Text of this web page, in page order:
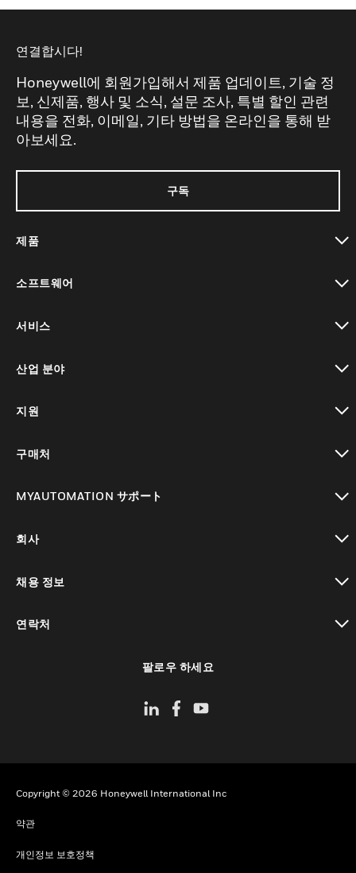
연결합시다!
Honeywell에 회원가입해서 제품 업데이트, 기술 정
보, 신제품, 행사 및 소식, 설문 조사, 특별 할인 관련
내용을 전화, 이메일, 기타 방법을 온라인을 통해 받
아보세요.
구독
제품
소프트웨어
서비스
산업 분야
지원
구매처
MYAUTOMATION サポート
회사
채용 정보
연락처
팔로우 하세요
Copyright © 2026 Honeywell International Inc
약관
개인정보 보호정책